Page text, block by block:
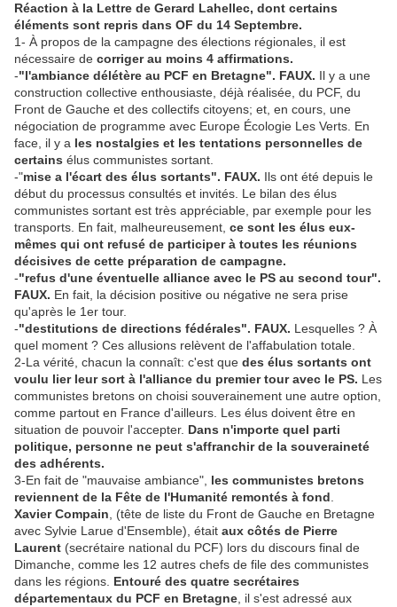
Réaction à la Lettre de Gerard Lahellec, dont certains
éléments sont repris dans OF du 14 Septembre.
1- À propos de la campagne des élections régionales, il est
nécessaire de corriger au moins 4 affirmations.
-"l'ambiance délétère au PCF en Bretagne". FAUX. Il y a une
construction collective enthousiaste, déjà réalisée, du PCF, du
Front de Gauche et des collectifs citoyens; et, en cours, une
négociation de programme avec Europe Écologie Les Verts. En
face, il y a les nostalgies et les tentations personnelles de
certains élus communistes sortant.
-"mise a l'écart des élus sortants". FAUX. Ils ont été depuis le
début du processus consultés et invités. Le bilan des élus
communistes sortant est très appréciable, par exemple pour les
transports. En fait, malheureusement, ce sont les élus eux-
mêmes qui ont refusé de participer à toutes les réunions
décisives de cette préparation de campagne.
-"refus d'une éventuelle alliance avec le PS au second tour".
FAUX. En fait, la décision positive ou négative ne sera prise
qu'après le 1er tour.
-"destitutions de directions fédérales". FAUX. Lesquelles ? À
quel moment ? Ces allusions relèvent de l'affabulation totale.
2-La vérité, chacun la connaît: c'est que des élus sortants ont
voulu lier leur sort à l'alliance du premier tour avec le PS. Les
communistes bretons on choisi souverainement une autre option,
comme partout en France d'ailleurs. Les élus doivent être en
situation de pouvoir l'accepter. Dans n'importe quel parti
politique, personne ne peut s'affranchir de la souveraineté
des adhérents.
3-En fait de "mauvaise ambiance", les communistes bretons
reviennent de la Fête de l'Humanité remontés à fond
Xavier Compain , (tête de liste du Front de Gauche en Bretagne
avec Sylvie Larue d'Ensemble), était aux côtés de Pierre
Laurent (secrétaire national du PCF) lors du discours final de
Dimanche, comme les 12 autres chefs de file des communistes
dans les régions. Entouré des quatre secrétaires
départementaux du PCF en Bretagne , il s'est adressé aux